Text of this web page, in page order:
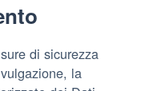
di sicurezza
la